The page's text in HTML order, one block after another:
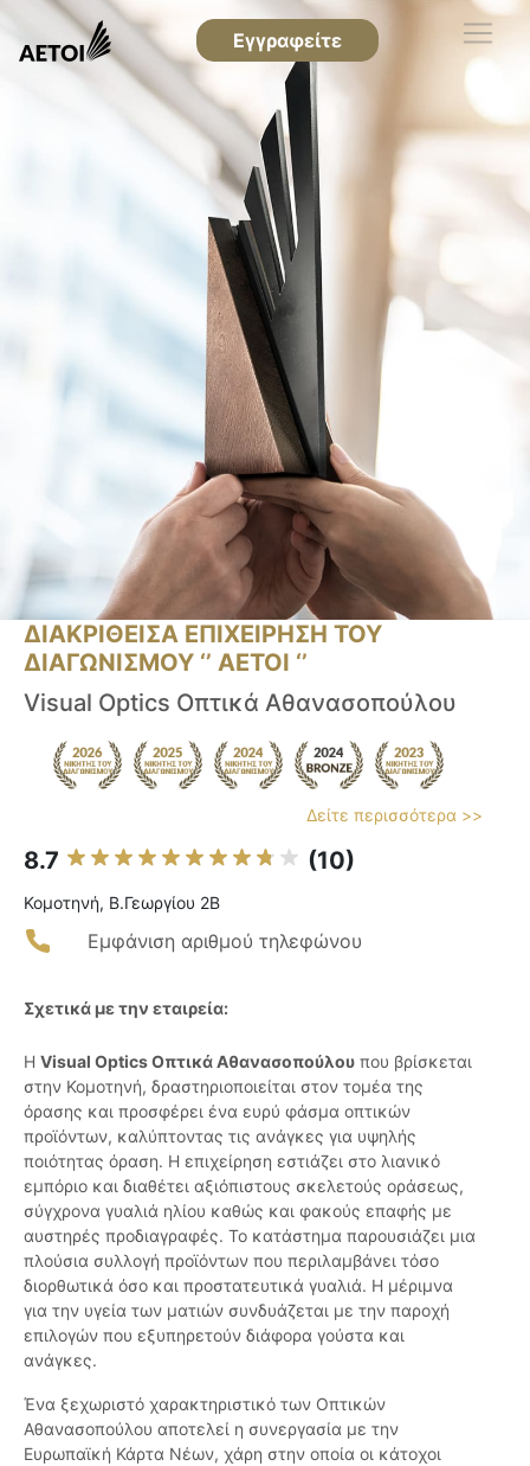
Εγγραφείτε
ΔΙΑΚΡΙΘΕΙΣΑ ΕΠΙΧΕΙΡΗΣΗ ΤΟΥ
ΔΙΑΓΩΝΙΣΜΟΥ ‘’ ΑΕΤΟΙ ‘’
Visual Optics Οπτικά Αθανασοπούλου
Δείτε περισσότερα >>
8.7 (10)
Κομοτηνή, Β.Γεωργίου 2Β
Εμφάνιση αριθμού τηλεφώνου
Σχετικά με την εταιρεία:
Η Visual Optics Οπτικά Αθανασοπούλου που βρίσκεται
στην Κομοτηνή, δραστηριοποιείται στον τομέα της
όρασης και προσφέρει ένα ευρύ φάσμα οπτικών
προϊόντων, καλύπτοντας τις ανάγκες για υψηλής
ποιότητας όραση. Η επιχείρηση εστιάζει στο λιανικό
εμπόριο και διαθέτει αξιόπιστους σκελετούς οράσεως,
σύγχρονα γυαλιά ηλίου καθώς και φακούς επαφής με
αυστηρές προδιαγραφές. Το κατάστημα παρουσιάζει μια
πλούσια συλλογή προϊόντων που περιλαμβάνει τόσο
διορθωτικά όσο και προστατευτικά γυαλιά. Η μέριμνα
για την υγεία των ματιών συνδυάζεται με την παροχή
επιλογών που εξυπηρετούν διάφορα γούστα και
ανάγκες.
Ένα ξεχωριστό χαρακτηριστικό των Οπτικών
Αθανασοπούλου αποτελεί η συνεργασία με την
Ευρωπαϊκή Κάρτα Νέων, χάρη στην οποία οι κάτοχοι